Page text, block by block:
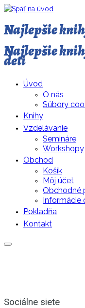
Najlepšie
Najlepšie
deti
Úvod
O nás
Súbory
Knihy
Vzdelávanie
Semináre
Workshopy
Obchod
Košík
Môj účet
Obchodné
Informácie
Pokladňa
Kontakt
Sociálne siete